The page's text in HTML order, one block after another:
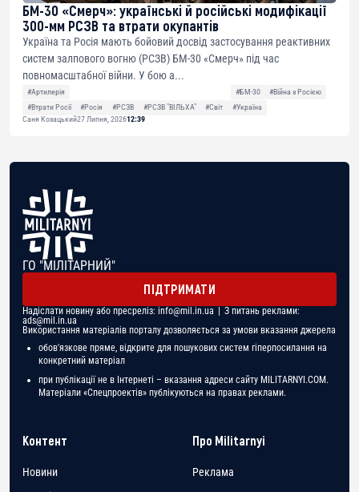
БМ-30 «Смерч»: українські й російські модифікації
300-мм РСЗВ та втрати окупантів
Україна та Росія мають бойовий досвід застосування реактивних
систем залпового вогню (РСЗВ) БМ-30 «Смерч» під час
повномасштабної війни. У бою а...
#Артилерія #БМ-30
#Війна з Росією
#Втрати Росії
#Росія #РСЗВ #РСЗВ "ВІЛЬХА" #Світ
#Україна
Саня Козацький27 Липня, 202612:39
ГО "МІЛІТАРНИЙ"
ПІДТРИМАТИ
Надіслати новину або пресреліз: info@mil.in.ua | З питань реклами:
ads@mil.in.ua
Використання матеріалів порталу дозволяється за умови вказання джерела
обов'язкове пряме, відкрите для пошукових систем гіперпосилання на
конкретний матеріал
при публікації не в Інтернеті – вказання адреси сайту MILITARNYI.COM.
Матеріали «Спецпроектів» публікуються на правах реклами.
Контент
Новини
Про Militarnyi
Реклама